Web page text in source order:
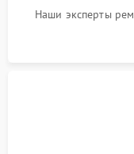
Наши эксперты